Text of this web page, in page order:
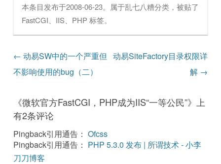
本条目发布于2008-06-23。属于乱七八糟分类，被贴了
FastCGI
IIS PHP 标签。
文章导航
← 动易SW中的一个严重但
不影响使用的bug（二）
动易SiteFactory目录权限详
解 →
《微软官方FastCGI，PHP成为IIS“一等公民”》上
有2条评论
Pingback引用通告：Ofcss
Pingback引用通告： PHP 5.3.0 发布 | 所谓技术 - 小李
刀刀博客